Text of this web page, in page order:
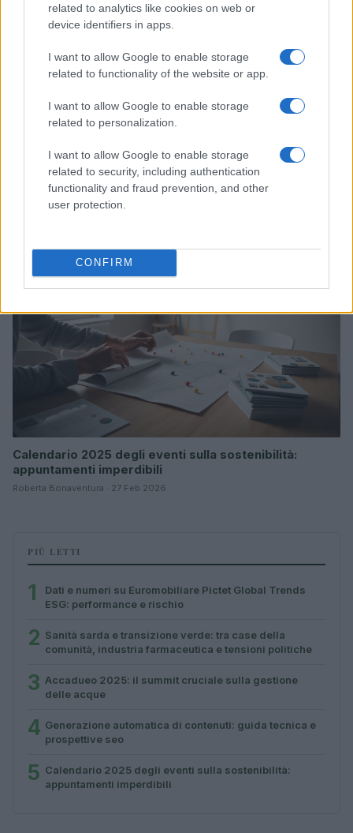
related to analytics like cookies on web or
device identifiers in apps.
I want to allow Google to enable storage
related to functionality of the website or app.
I want to allow Google to enable storage
related to personalization.
I want to allow Google to enable storage
related to security, including authentication
functionality and fraud prevention, and other
user protection.
CONFIRM
ESG NEWS
Dati e numeri su Euromobiliare Pictet Global Trends
ESG: performance e rischio
Calendario 2025 degli eventi sulla sostenibilità:
appuntamenti imperdibili
Roberta Bonaventura · 27 Feb 2026
PIÙ LETTI
1
Dati e numeri su Euromobiliare Pictet Global Trends
ESG: performance e rischio
2 Sanità sarda e transizione verde: tra case della
comunità, industria farmaceutica e tensioni politiche
3 Accadueo 2025: il summit cruciale sulla gestione
delle acque
4 Generazione automatica di contenuti: guida tecnica e
prospettive seo
5 Calendario 2025 degli eventi sulla sostenibilità:
appuntamenti imperdibili